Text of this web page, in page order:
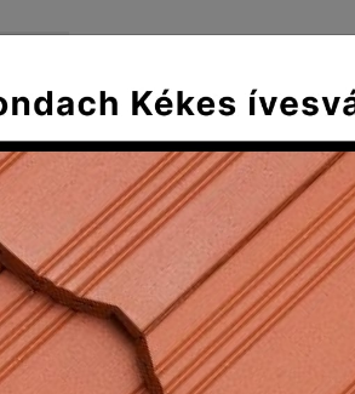
Mediterran
Plus